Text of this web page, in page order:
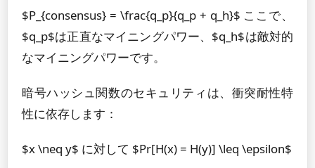
$P_{consensus} = \frac{q_p}{q_p + q_h}$ ここで、
$q_p$は正直なマイニングパワー、$q_h$は敵対的
なマイニングパワーです。
暗号ハッシュ関数のセキュリティは、衝突耐性特
性に依存します：
$x \neq y$ に対して $Pr[H(x) = H(y)] \leq \epsilon$